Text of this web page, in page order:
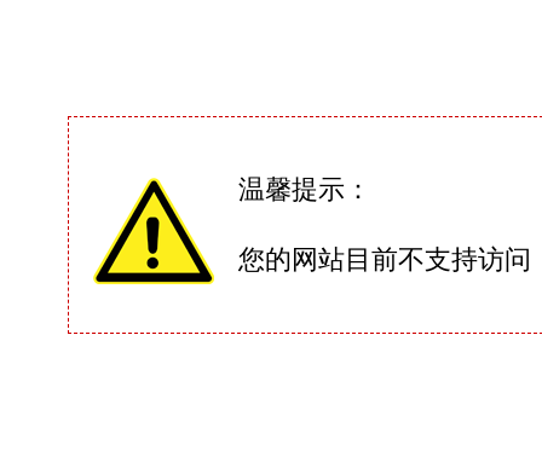
温馨提示：
您的网站目前不支持访